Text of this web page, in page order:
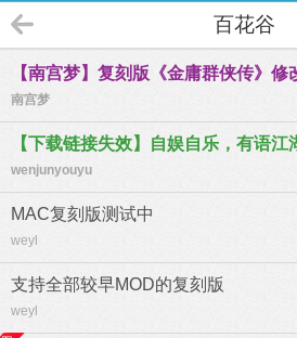
百花谷
【南宫梦】复刻版《金庸群侠传》修
南宫梦
【下载链接失效】自娱自乐，有语江
wenjunyouyu
MAC复刻版测试中
weyl
支持全部较早MOD的复刻版
weyl